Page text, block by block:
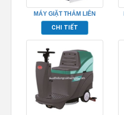
MÁY GIẶT THẢM LIÊN
HỢP 3 TRONG 1
TP_DTJ2A
CHI TIẾT